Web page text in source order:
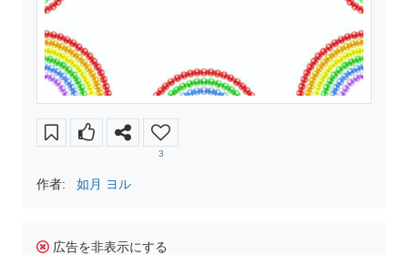
3
作者: 如月 ヨル
広告を非表示にする